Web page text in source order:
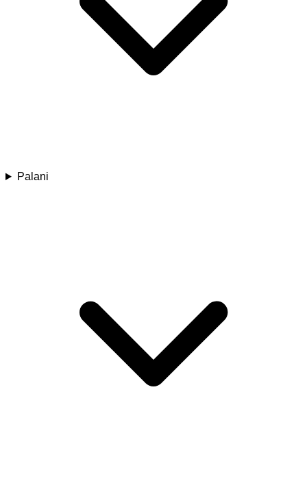
Palani